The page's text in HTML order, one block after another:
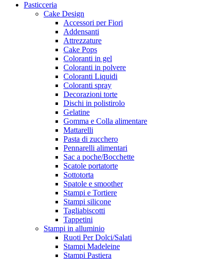
Pasticceria
Cake Design
Accessori per Fiori
Addensanti
Attrezzature
Cake Pops
Coloranti in gel
Coloranti in polvere
Coloranti Liquidi
Coloranti spray
Decorazioni torte
Dischi in polistirolo
Gelatine
Gomma e Colla alimentare
Mattarelli
Pasta di zucchero
Pennarelli alimentari
Sac a poche/Bocchette
Scatole portatorte
Sottotorta
Spatole e smoother
Stampi e Tortiere
Stampi silicone
Tagliabiscotti
Tappetini
Stampi in alluminio
Ruoti Per Dolci/Salati
Stampi Madeleine
Stampi Pastiera